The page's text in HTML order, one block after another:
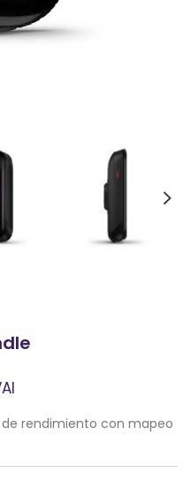
rendimiento con mapeo